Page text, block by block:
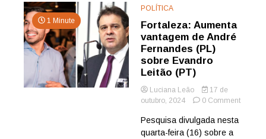
1 Minute
POLÍTICA
Fortaleza: Aumenta
vantagem de André
Fernandes (PL)
sobre Evandro
Leitão (PT)
Luciana Leão
17 de
outubro, 2024
0 Commenton
Pesquisa divulgada nesta
quarta-feira (16) sobre a